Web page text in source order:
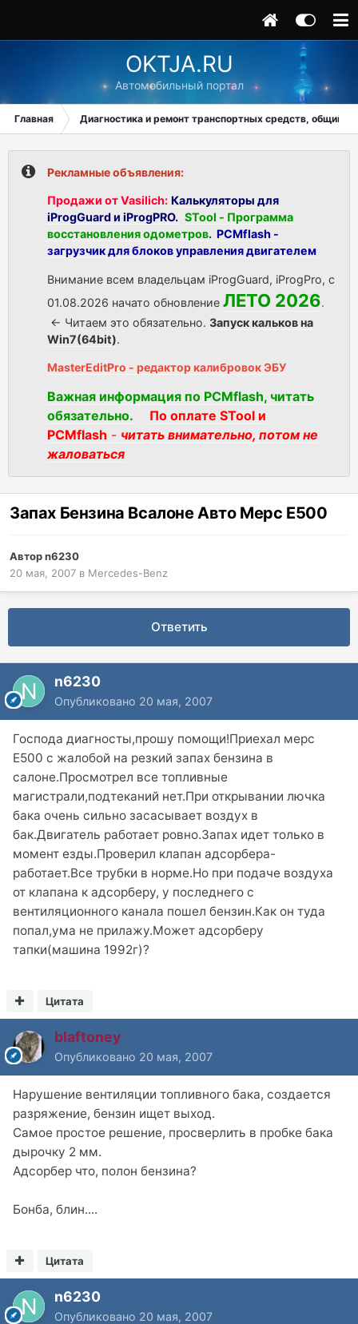
OKTJA.RU
Автомобильный портал
Главная Диагностика и ремонт транспортных средств, общий
Рекламные объявления:
Продажи от Vasilich: Калькуляторы для
iProgGuard и iProgPRO. STool - Программа
восстановления одометров. PCMflash -
загрузчик для блоков управления двигателем
Внимание всем владельцам iProgGuard, iProgPro, с
01.08.2026 начато обновление ЛЕТО 2026.
<- Читаем это обязательно. Запуск кальков на
Win7(64bit).
MasterEditPro - редактор калибровок ЭБУ
Важная информация по PCMflash, читать
обязательно.
По оплате STool и
PCMflash - читать внимательно, потом не
жаловаться
Запах Бензина Всалоне Авто Мерс Е500
Авторn6230
20 мая, 2007 в Mercedes-Benz
Ответить
n6230
Опубликовано 20 мая, 2007
Господа диагносты,прошу помощи!Приехал мерс
Е500 с жалобой на резкий запах бензина в
салоне.Просмотрел все топливные
магистрали,подтеканий нет.При открывании лючка
бака очень сильно засасывает воздух в
бак.Двигатель работает ровно.Запах идет только в
момент езды.Проверил клапан адсорбера-
работает.Все трубки в норме.Но при подаче воздуха
от клапана к адсорберу, у последнего с
вентиляционного канала пошел бензин.Как он туда
попал,ума не прилажу.Может адсорберу
тапки(машина 1992г)?
Цитата
blaftoney
Опубликовано 20 мая, 2007
Нарушение вентиляции топливного бака, создается
разряжение, бензин ищет выход.
Самое простое решение, просверлить в пробке бака
дырочку 2 мм.
Адсорбер что, полон бензина?
Бонба, блин....
Цитата
n6230
Опубликовано 20 мая, 2007